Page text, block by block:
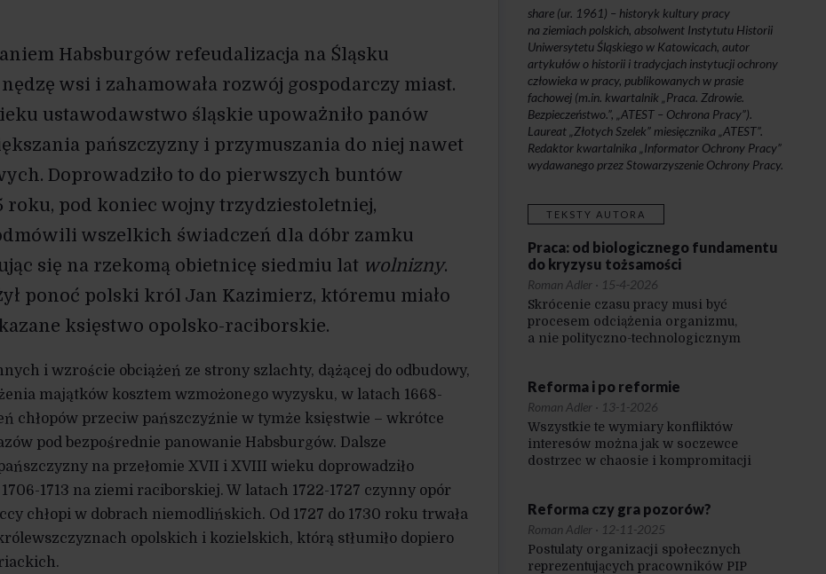
Habsburgów refeudalizacja na Śląsku
wsi i zahamowała rozwój gospodarczy miast.
ustawodawstwo śląskie upoważniło panów
pańszczyzny i przymuszania do niej nawet
Doprowadziło to do pierwszych buntów
roku, pod koniec wojny trzydziestoletniej,
wszelkich świadczeń dla dóbr zamku
się na rzekomą obietnicę siedmiu lat wolnizny.
ponoć polski król Jan Kazimierz, któremu miało
księstwo opolsko-raciborskie.
i wzroście obciążeń ze strony szlachty, dążącej do odbudowy,
majątków kosztem wzmożonego wyzysku, w latach 1668-
chłopów przeciw pańszczyźnie w tymże księstwie – wkrótce
pod bezpośrednie panowanie Habsburgów. Dalsze
na przełomie XVII i XVIII wieku doprowadziło
1713 na ziemi raciborskiej. W latach 1722-1727 czynny opór
chłopi w dobrach niemodlińskich. Od 1727 do 1730 roku trwała
opolskich i kozielskich, którą stłumiło dopiero
share (ur. 1961) – historyk kultury pracy
na ziemiach polskich, absolwent Instytutu Historii
Uniwersytetu Śląskiego w Katowicach, autor
artykułów o historii i tradycjach instytucji ochrony
człowieka w pracy, publikowanych w prasie
fachowej (m.in. kwartalnik „Praca. Zdrowie.
Bezpieczeństwo.”, „ATEST – Ochrona Pracy”).
Laureat „Złotych Szelek” miesięcznika „ATEST”.
Redaktor kwartalnika „Informator Ochrony Pracy”
wydawanego przez Stowarzyszenie Ochrony Pracy.
TEKSTY AUTORA
Praca: od biologicznego fundamentu
do kryzysu tożsamości
Roman Adler · 15-4-2026
Skrócenie czasu pracy musi być
procesem odciążenia organizmu,
a nie polityczno-technologicznym
Reforma i po reformie
Roman Adler · 13-1-2026
Wszystkie te wymiary konfliktów
interesów można jak w soczewce
dostrzec w chaosie i kompromitacji
Reforma czy gra pozorów?
Roman Adler · 12-11-2025
Postulaty organizacji społecznych
reprezentujących pracowników PIP